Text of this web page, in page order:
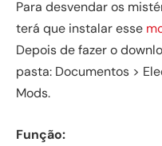
Para desvendar os
terá que instalar esse
Depois de fazer o
pasta: Documentos >
Mods.
Função: